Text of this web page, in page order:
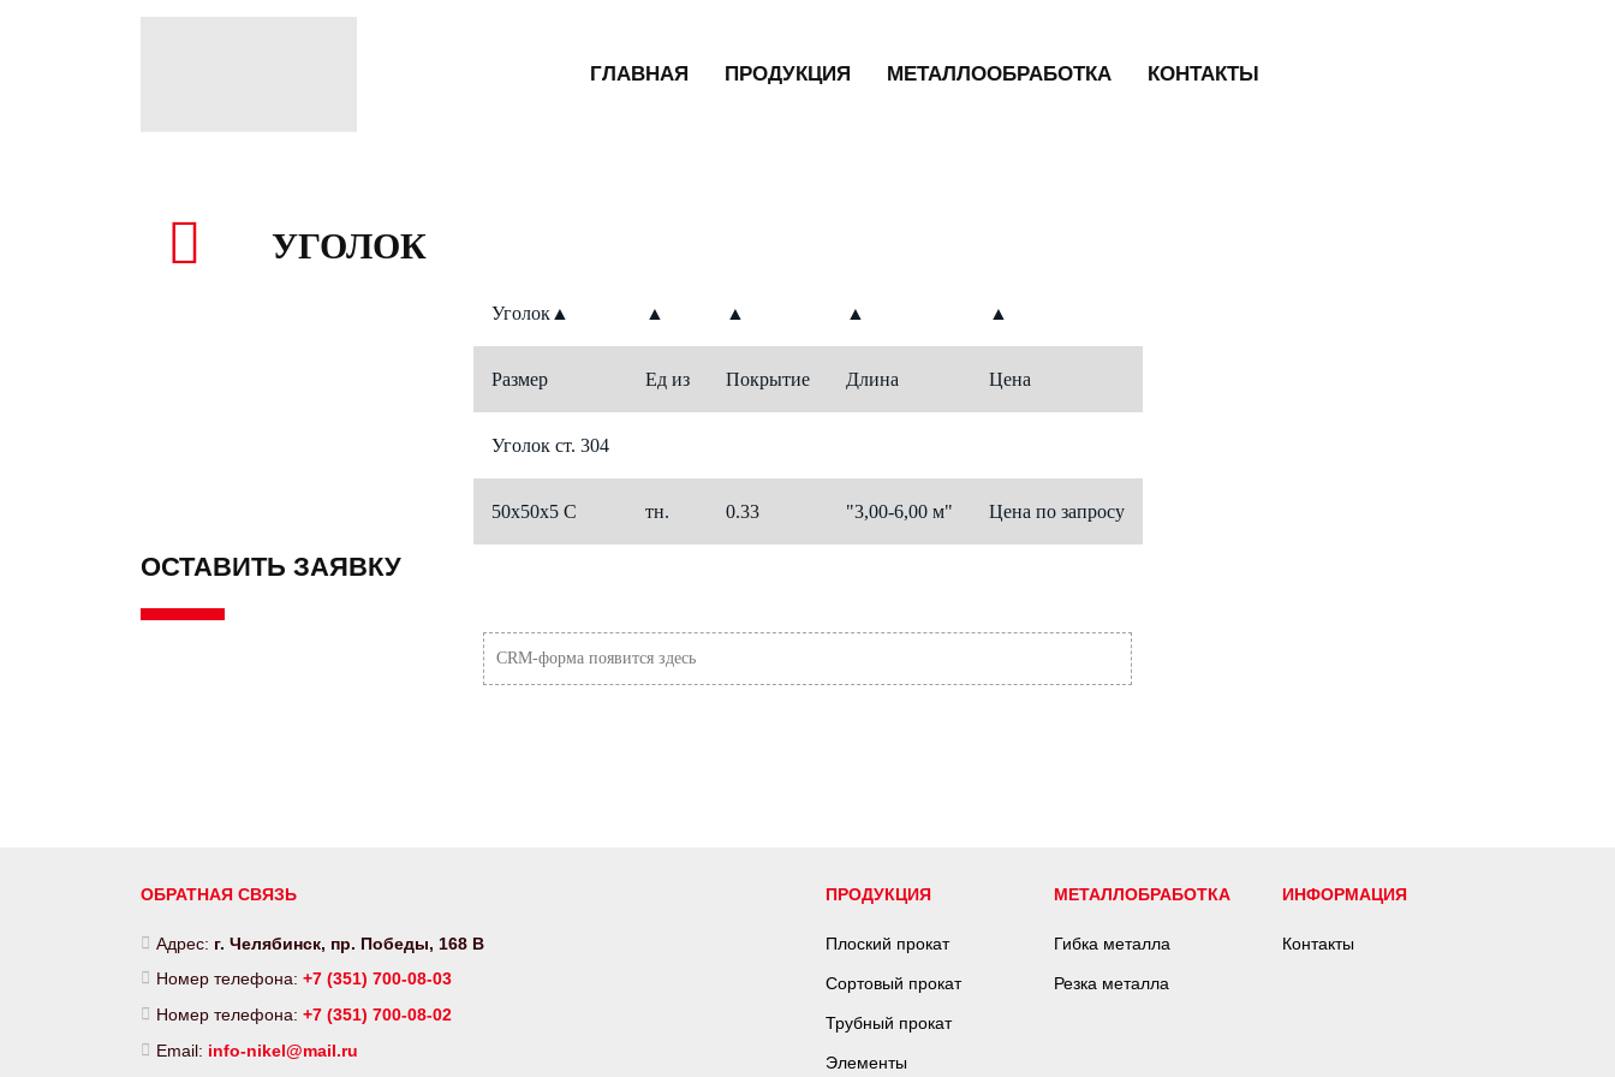
ГЛАВНАЯ ПРОДУКЦИЯ МЕТАЛЛООБРАБОТКА КОНТАКТЫ
УГОЛОК
Уголок▲ ▲ ▲ ▲ ▲
Размер Ед из Покрытие Длина Цена
Уголок ст. 304
50х50х5 С тн. 0.33 "3,00-6,00 м" Цена по запросу
ОСТАВИТЬ ЗАЯВКУ
CRM-форма появится здесь
ОБРАТНАЯ СВЯЗЬ
Адрес: г. Челябинск, пр. Победы, 168 В
Номер телефона: +7 (351) 700-08-03
Номер телефона: +7 (351) 700-08-02
Email: info-nikel@mail.ru
ПРОДУКЦИЯ
Плоский прокат
Сортовый прокат
Трубный прокат
Элементы
МЕТАЛЛОБРАБОТКА
Гибка металла
Резка металла
ИНФОРМАЦИЯ
Контакты